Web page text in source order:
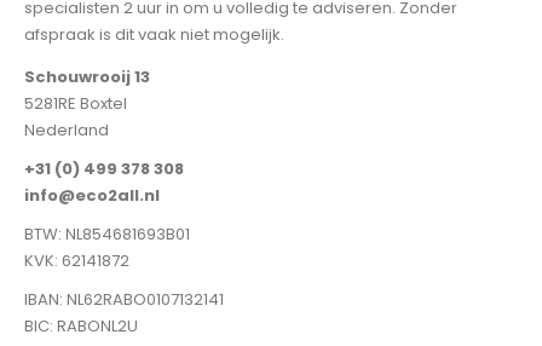
specialisten 2 uur in om u volledig te adviseren. Zonder
afspraak is dit vaak niet mogelijk.
Schouwrooij 13
5281RE Boxtel
Nederland
+31 (0) 499 378 308
info@eco2all.nl
BTW: NL854681693B01
KVK: 62141872
IBAN: NL62RABO0107132141
BIC: RABONL2U